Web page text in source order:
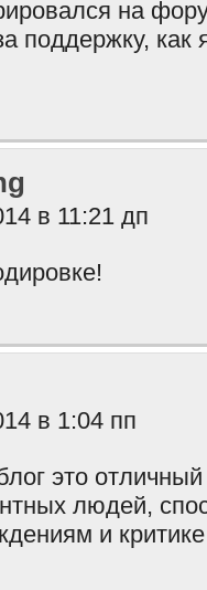
на
поддержку, как
в 11:21 дп
в 1:04 пп
это отличный
людей,
и